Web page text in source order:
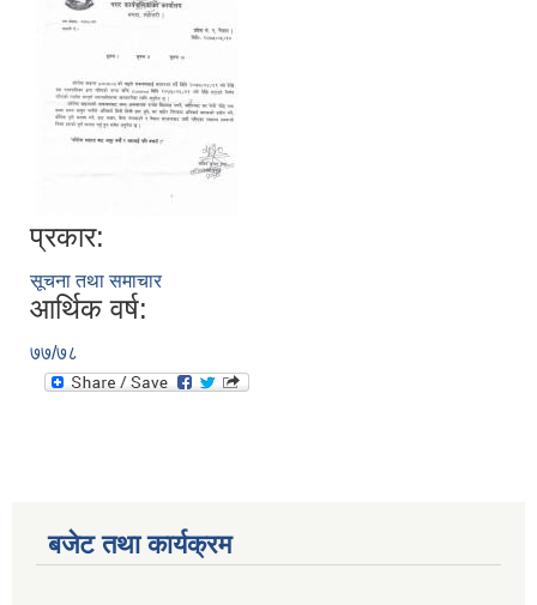
प्रकार:
सूचना तथा समाचार
आर्थिक वर्ष:
७७/७८
बजेट तथा कार्यक्रम